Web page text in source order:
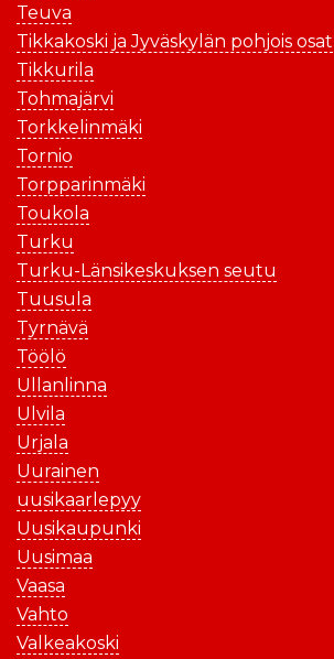
Teuva
Tikkakoski ja Jyväskylän pohjois osat
Tikkurila
Tohmajärvi
Torkkelinmäki
Tornio
Torpparinmäki
Toukola
Turku
Turku-Länsikeskuksen seutu
Tuusula
Tyrnävä
Töölö
Ullanlinna
Ulvila
Urjala
Uurainen
uusikaarlepyy
Uusikaupunki
Uusimaa
Vaasa
Vahto
Valkeakoski